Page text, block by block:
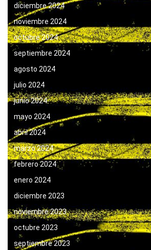
diciembre 2024
noviembre 2024
octubre 2024
septiembre 2024
agosto 2024
julio 2024
junio 2024
mayo 2024
abril 2024
marzo 2024
febrero 2024
enero 2024
diciembre 2023
noviembre 2023
octubre 2023
septiembre 2023